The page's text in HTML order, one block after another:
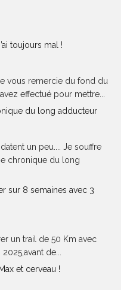
toujours mal !
vous remercie du fond du
effectué pour mettre...
du long adducteur
un peu.... Je souffre
chronique du long
sur 8 semaines avec 3
un trail de 50 Km avec
de...
et cerveau !